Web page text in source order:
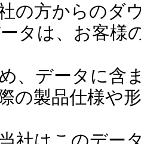
の方からのダ
タは、お客様
、データに含
の製品仕様や